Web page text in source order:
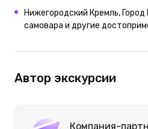
Нижегородский Кремль,
самовара и другие
Автор экскурсии
Компания-